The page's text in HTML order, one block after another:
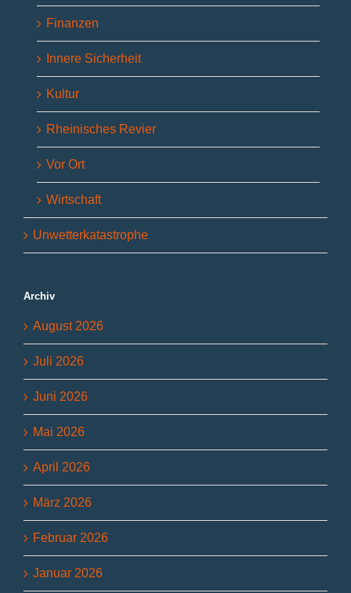
Finanzen
Innere Sicherheit
Kultur
Rheinisches Revier
Vor Ort
Wirtschaft
Unwetterkatastrophe
Archiv
August 2026
Juli 2026
Juni 2026
Mai 2026
April 2026
März 2026
Februar 2026
Januar 2026